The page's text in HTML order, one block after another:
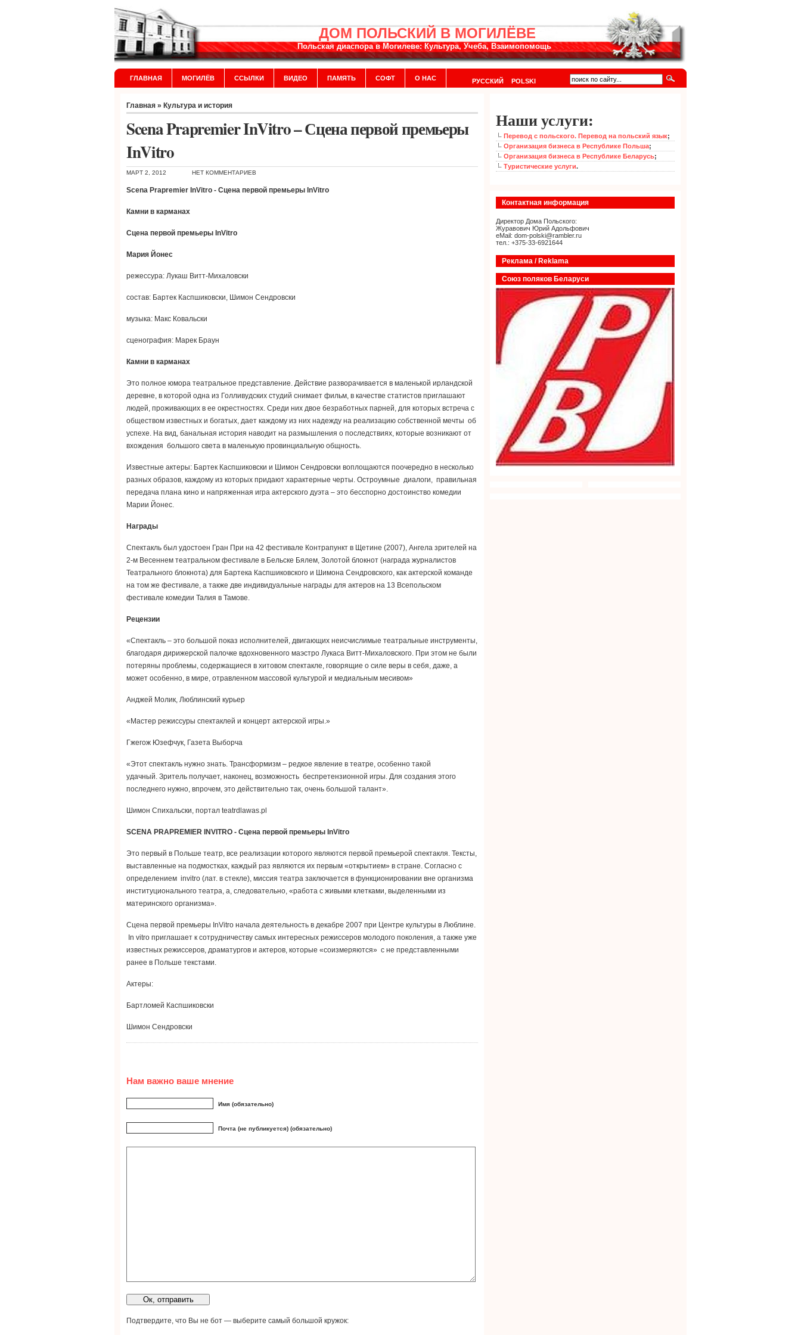
ДОМ ПОЛЬСКИЙ В МОГИЛЁВЕ
Польская диаспора в Могилеве: Культура, Учеба, Взаимопомощь
ГЛАВНАЯ МОГИЛЁВ ССЫЛКИ ВИДЕО ПАМЯТЬ СОФТ О НАС РУССКИЙ POLSKI
Главная » Культура и история
Scena Prapremier InVitro – Сцена первой премьеры
InVitro
МАРТ 2, 2012 НЕТ КОММЕНТАРИЕВ
Scena Prapremier InVitro - Сцена первой премьеры InVitro
Камни в карманах
Сцена первой премьеры InVitro
Мария Йонес
режессура: Лукаш Витт-Михаловски
состав: Бартек Каспшиковски, Шимон Сендровски
музыка: Макс Ковальски
сценография: Марек Браун
Камни в карманах
Это полное юмора театральное представление. Действие разворачивается в маленькой ирландской
деревне, в которой одна из Голливудских студий снимает фильм, в качестве статистов приглашают
людей, проживающих в ее окрестностях. Среди них двое безработных парней, для которых встреча с
обществом известных и богатых, дает каждому из них надежду на реализацию собственной мечты об
успехе. На вид, банальная история наводит на размышления о последствиях, которые возникают от
вхождения большого света в маленькую провинциальную общность.
Известные актеры: Бартек Каспшиковски и Шимон Сендровски воплощаются поочередно в несколько
разных образов, каждому из которых придают характерные черты. Остроумные диалоги, правильная
передача плана кино и напряженная игра актерского дуэта – это бесспорно достоинство комедии
Марии Йонес.
Награды
Спектакль был удостоен Гран При на 42 фестивале Контрапункт в Щетине (2007), Ангела зрителей на
2-м Весеннем театральном фестивале в Бельске Бялем, Золотой блокнот (награда журналистов
Театрального блокнота) для Бартека Каспшиковского и Шимона Сендровского, как актерской команде
на том же фестивале, а также две индивидуальные награды для актеров на 13 Всепольском
фестивале комедии Талия в Тамове.
Рецензии
«Спектакль – это большой показ исполнителей, двигающих неисчислимые театральные инструменты,
благодаря дирижерской палочке вдохновенного маэстро Лукаса Витт-Михаловского. При этом не были
потеряны проблемы, содержащиеся в хитовом спектакле, говорящие о силе веры в себя, даже, а
может особенно, в мире, отравленном массовой культурой и медиальным месивом»
Анджей Молик, Люблинский курьер
«Мастер режиссуры спектаклей и концерт актерской игры.»
Гжегож Юзефчук, Газета Выборча
«Этот спектакль нужно знать. Трансформизм – редкое явление в театре, особенно такой
удачный. Зритель получает, наконец, возможность беспретензионной игры. Для создания этого
последнего нужно, впрочем, это действительно так, очень большой талант».
Шимон Спихальски, портал teatrdlawas.pl
SCENA PRAPREMIER INVITRO - Сцена первой премьеры InVitro
Это первый в Польше театр, все реализации которого являются первой премьерой спектакля. Тексты,
выставленные на подмостках, каждый раз являются их первым «открытием» в стране. Согласно с
определением invitro (лат. в стекле), миссия театра заключается в функционировании вне организма
институционального театра, а, следовательно, «работа с живыми клетками, выделенными из
материнского организма».
Сцена первой премьеры InVitro начала деятельность в декабре 2007 при Центре культуры в Люблине.
In vitro приглашает к сотрудничеству самых интересных режиссеров молодого поколения, а также уже
известных режиссеров, драматургов и актеров, которые «соизмеряются» с не представленными
ранее в Польше текстами.
Актеры:
Бартломей Каспшиковски
Шимон Сендровски
Нам важно ваше мнение
Имя (обязательно)
Почта (не публикуется) (обязательно)
Подтвердите, что Вы не бот — выберите самый большой кружок:
Наши услуги:
Перевод с польского. Перевод на польский язык;
Организация бизнеса в Республике Польша;
Организация бизнеса в Республике Беларусь;
Туристические услуги.
Контактная информация
Директор Дома Польского:
Журавович Юрий Адольфович
eMail: dom-polski@rambler.ru
тел.: +375-33-6921644
Реклама / Reklama
Союз поляков Беларуси